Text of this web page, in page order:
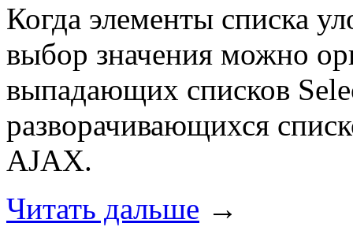
Когда элементы списка
выбор значения можно
выпадающих списков
разворачивающихся
AJAX.
Читать дальше →